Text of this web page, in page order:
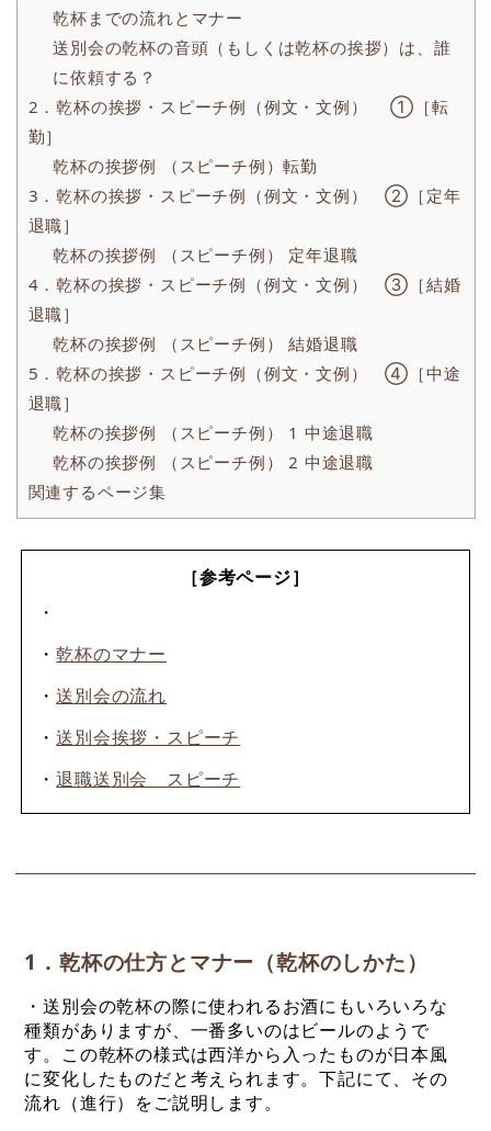
乾杯までの流れとマナー
送別会の乾杯の音頭（もしくは乾杯の挨拶）は、誰
に依頼する？
2．乾杯の挨拶・スピーチ例（例文・文例） ①［転
勤］
乾杯の挨拶例 （スピーチ例）転勤
3．乾杯の挨拶・スピーチ例（例文・文例） ②［定年
退職］
乾杯の挨拶例 （スピーチ例） 定年退職
4．乾杯の挨拶・スピーチ例（例文・文例） ③［結婚
退職］
乾杯の挨拶例 （スピーチ例） 結婚退職
5．乾杯の挨拶・スピーチ例（例文・文例） ④［中途
退職］
乾杯の挨拶例 （スピーチ例） 1 中途退職
乾杯の挨拶例 （スピーチ例） 2 中途退職
関連するページ集
［参考ページ］
・
・乾杯のマナー
・送別会の流れ
・送別会挨拶・スピーチ
・退職送別会 スピーチ
1．乾杯の仕方とマナー（乾杯のしかた）
・送別会の乾杯の際に使われるお酒にもいろいろな
種類がありますが、一番多いのはビールのようで
す。この乾杯の様式は西洋から入ったものが日本風
に変化したものだと考えられます。下記にて、その
流れ（進行）をご説明します。